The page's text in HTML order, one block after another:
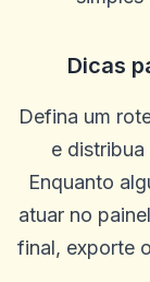
Dicas
Defina um
e
Enquanto
atuar no
final, exporte
É incrível, ganhe
2025-10-01
Só posso
um dia em um dia
0 0
Alexander
2025-09-29